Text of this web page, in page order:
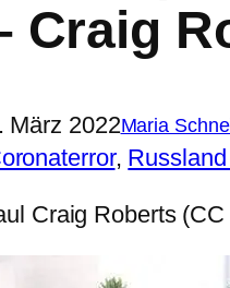
Craig
März 2022Maria
,
Craig Roberts